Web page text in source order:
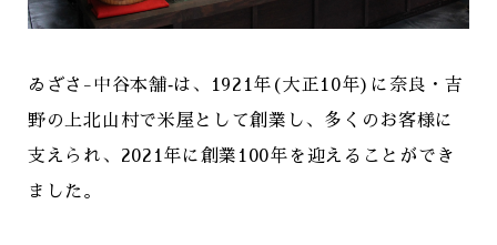
ゐざさ-中谷本舗‐は、1921年(大正10年)に奈良・吉
野の上北山村で米屋として創業し、多くのお客様に
支えられ、2021年に創業100年を迎えることができ
ました。